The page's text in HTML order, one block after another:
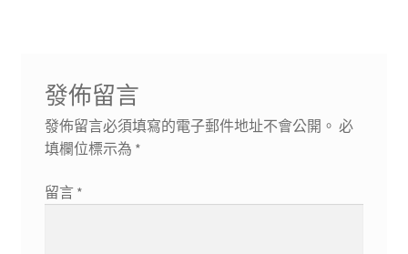
發佈留言
發佈留言必須填寫的電子郵件地址不會公開。 必
填欄位標示為 *
留言 *